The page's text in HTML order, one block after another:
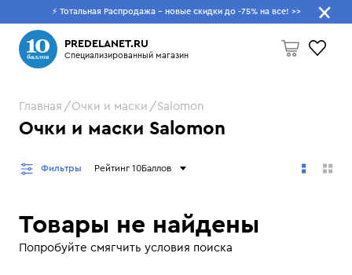
⚡ Тотальная Распродажа - новые скидки до -75% на все! >>
PREDELANET.RU
Специализированный магазин
Пусто
Что будем искать?
Главная Очки и маски Salomon
Очки и маски Salomon
Фильтры Рейтинг 10Баллов
Товары не найдены
Попробуйте смягчить условия поиска